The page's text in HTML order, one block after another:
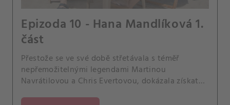
Epizoda 10 - Hana Mandlíková 1.
část
Přestože se ve své době střetávala s téměř
nepřemožitelnými legendami Martinou
Navrátilovou a Chris Evertovou, dokázala získat